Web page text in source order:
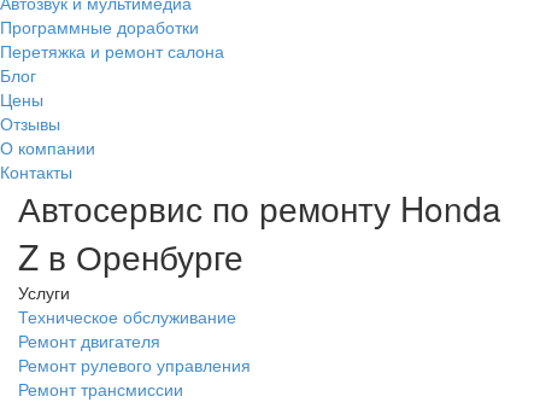
Программные доработки
Перетяжка и ремонт салона
Блог
Цены
Отзывы
О компании
Контакты
Автосервис по ремонту Honda
Z в Оренбурге
Услуги
Техническое обслуживание
Ремонт двигателя
Ремонт рулевого управления
Ремонт трансмиссии